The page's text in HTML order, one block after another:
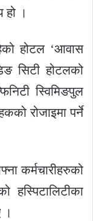
हो ।
होटल ‘आवास
सिटी होटलको
स्विमिङपुल
रोजाइमा पर्ने
कर्मचारीहरुको
हस्पिटालिटीका
।